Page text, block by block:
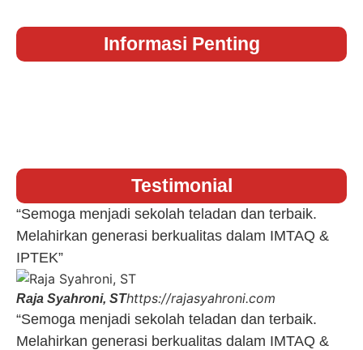
Informasi Penting
Testimonial
“Semoga menjadi sekolah teladan dan terbaik.
Melahirkan generasi berkualitas dalam IMTAQ &
IPTEK”
Raja Syahroni, SThttps://rajasyahroni.com
“Semoga menjadi sekolah teladan dan terbaik.
Melahirkan generasi berkualitas dalam IMTAQ &